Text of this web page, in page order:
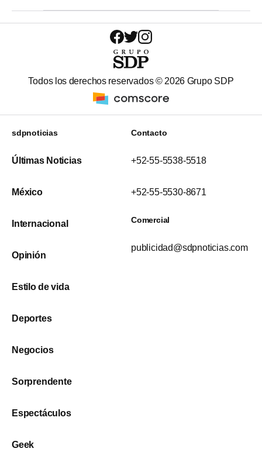
Todos los derechos reservados © 2026 Grupo SDP
sdpnoticias
Últimas Noticias
México
Internacional
Opinión
Estilo de vida
Deportes
Negocios
Sorprendente
Espectáculos
Geek
Contacto
+52-55-5538-5518
+52-55-5530-8671
Comercial
publicidad@sdpnoticias.com